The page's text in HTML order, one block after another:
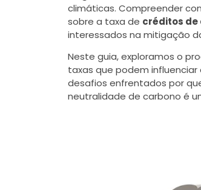
climáticas. Compreender
sobre a taxa de créditos de
interessados na mitigação
Neste guia, exploramos o
taxas que podem
desafios enfrentados por
neutralidade de carbono é